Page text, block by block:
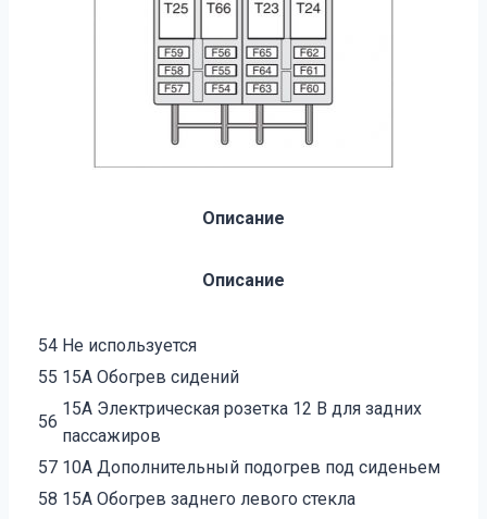
Описание
Описание
54 Не используется
55 15А Обогрев сидений
56
15А Электрическая розетка 12 В для задних
пассажиров
57 10А Дополнительный подогрев под сиденьем
58 15А Обогрев заднего левого стекла